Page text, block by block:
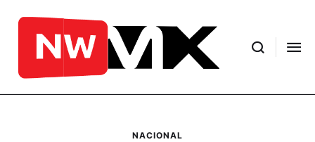
NACIONAL